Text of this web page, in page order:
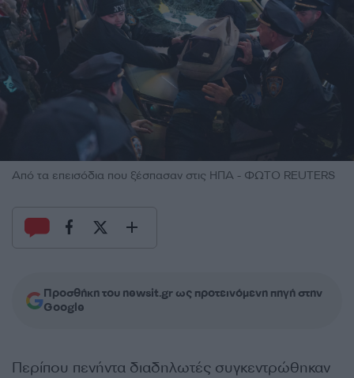
Από τα επεισόδια που ξέσπασαν στις ΗΠΑ - ΦΩΤΟ REUTERS
Προσθήκη του newsit.gr ως προτεινόμενη πηγή στην
Google
Περίπου πενήντα διαδηλωτές συγκεντρώθηκαν